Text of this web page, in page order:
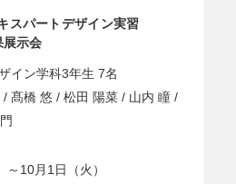
スパートデザイン実習
示会
イン学科3年生 7名
髙橋 悠 / 松田 陽菜 / 山内 瞳 /
10月1日（火）